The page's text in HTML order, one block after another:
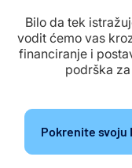
Bilo da tek
vodit ćemo vas
financiranje i
podrška
Pokrenite svoju